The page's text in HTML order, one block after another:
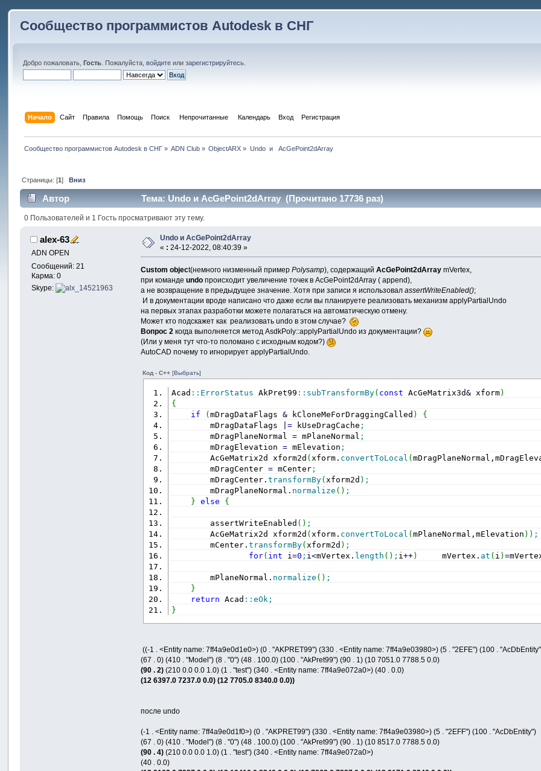
Сообщество программистов Autodesk в СНГ
Добро пожаловать,Гость . Пожалуйста,войдите илизарегистрируйтесь
Начало Сайт Правила Помощь Поиск Непрочитанные Календарь Вход Регистрация
Сообщество программистов Autodesk в СНГ» ADN Club » ObjectARX » Undo  и   AcGePoint2dArray
Страницы: [1] Вниз
Автор Тема: Undo и AcGePoint2dArray (Прочитано 17736 раз)
0 Пользователей и 1 Гость просматривают эту тему.
alex-63
ADN OPEN
Сообщений: 21
Карма: 0
Skype:
Undo и AcGePoint2dArray
« : 24-12-2022, 08:40:39 »
Custom object(немного низменный пример Polysamp), содержащий AcGePoint2dArraymVertex,
при команде undoпроисходит увеличение точек в AcGePoint2dArray ( append),
а не возвращение в предыдущее значение. Хотя при записи я использовалassertWriteEnabled();
И в документации вроде написано что даже если вы планируете реализовать механизм applyPartialUndo
на первых этапах разработки можете полагаться на автоматическую отмену.
Может кто подскажет как реализовать undo в этом случае?
Вопрос 2когда выполняется метод AsdkPoly::applyPartialUndo из документации?
(Или у меня тут что-то поломано с исходным кодом?)
AutoCAD почему то игнорирует applyPartialUndo.
Код - C++[Выбрать]
Acad :: ErrorStatus AkPret99 :: subTransformBy( const AcGeMatrix3d& xform)
{
if
(mDragDataFlags & kCloneMeForDraggingCalled )
{
mDragDataFlags
|= kUseDragCache ;
mDragPlaneNormal = mPlaneNormal ;
mDragElevation = mElevation ;
AcGeMatrix2d xform2d ( xform. convertToLocal (
mDragCenter = mCenter ;
mDragCenter.transformBy( xform2d ) ;
mDragPlaneNormal. normalize ( ) ;
}
else {
assertWriteEnabled ( ) ;
AcGeMatrix2d xform2d ( xform. convertToLocal (mPlaneNormal,mElevation ) ) ;
mCenter.transformBy( xform2d ) ;
for( int i=0 ; i<mVertex. length ( ) ; i++) mVertex. at ( i )=
mPlaneNormal. normalize ( ) ;
}
return Acad ::eOk ;
}
((-1 . <Entity name: 7ff4a9e0d1e0>) (0 . "AKPRET99") (330 . <Entity name: 7ff4a9e03980>) (5 . "2EFE") (100 .
(67 . 0) (410 . "Model") (8 . "0") (48 . 100.0) (100 . "AkPret99") (90 . 1) (10 7051.0 7788.5 0.0)
(90 . 2)(210 0.0 0.0 1.0) (1 . "test") (340 . <Entity name: 7ff4a9e072a0>) (40 . 0.0)
(12 6397.0 7237.0 0.0) (12 7705.0 8340.0 0.0))
после undo
(-1 . <Entity name: 7ff4a9e0d1f0>) (0 . "AKPRET99") (330 . <Entity name: 7ff4a9e03980>) (5 . "2EFF") (100 . "AcDbEntity")
(67 . 0) (410 . "Model") (8 . "0") (48 . 100.0) (100 . "AkPret99") (90 . 1) (10 8517.0 7788.5 0.0)
(90 . 4) (210 0.0 0.0 1.0) (1 . "test") (340 . <Entity name: 7ff4a9e072a0>)
(40 . 0.0)